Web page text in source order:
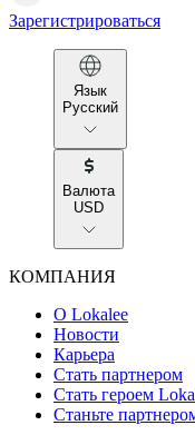
Зарегистрироваться
Язык
Русский
Валюта
USD
КОМПАНИЯ
О Lokalee
Новости
Карьера
Стать партнером
Стать героем
Станьте